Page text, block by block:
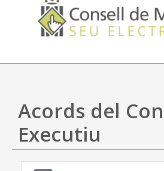
Acords del
Executiu